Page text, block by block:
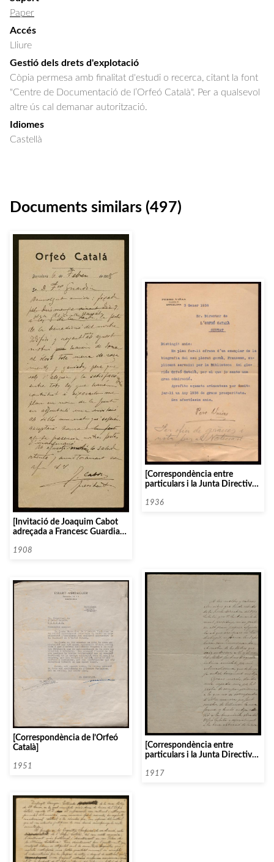
Paper
Accés
Lliure
Gestió dels drets d'explotació
Còpia permesa amb finalitat d'estudi o recerca, citant la font
"Centre de Documentació de l’Orfeó Català". Per a qualsevol
altre ús cal demanar autorització.
Idiomes
Castellà
Documents similars (497)
[Invitació de Joaquim Cabot
adreçada a Francesc Guardia
benedicció del Palau de la
1908
[Correspondència entre
particulars i la Junta Directiva
1936
[Correspondència de l’Orfeó
Català]
1951
[Correspondència entre
particulars i la Junta Directiva
1917